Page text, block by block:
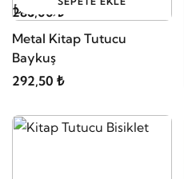
286,00 ₺
Metal Kitap Tutucu
Baykuş
292,50 ₺